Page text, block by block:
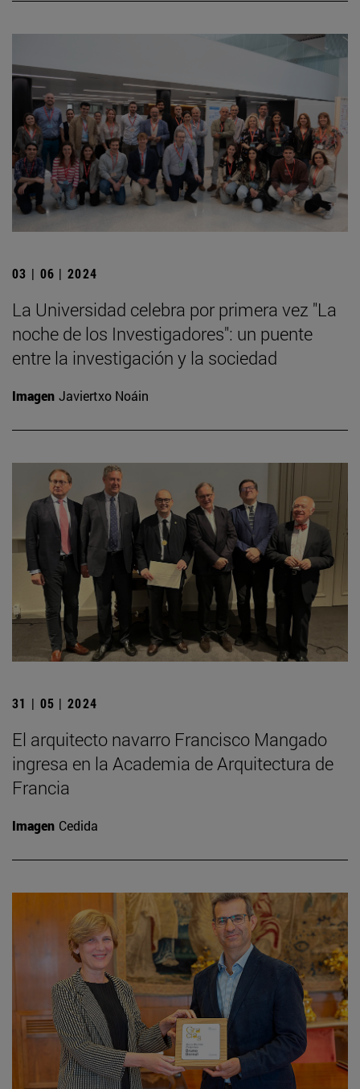
03 | 06 | 2024
La Universidad celebra por primera vez "La
noche de los Investigadores": un puente
entre la investigación y la sociedad
Imagen Javiertxo Noáin
31 | 05 | 2024
El arquitecto navarro Francisco Mangado
ingresa en la Academia de Arquitectura de
Francia
Imagen Cedida